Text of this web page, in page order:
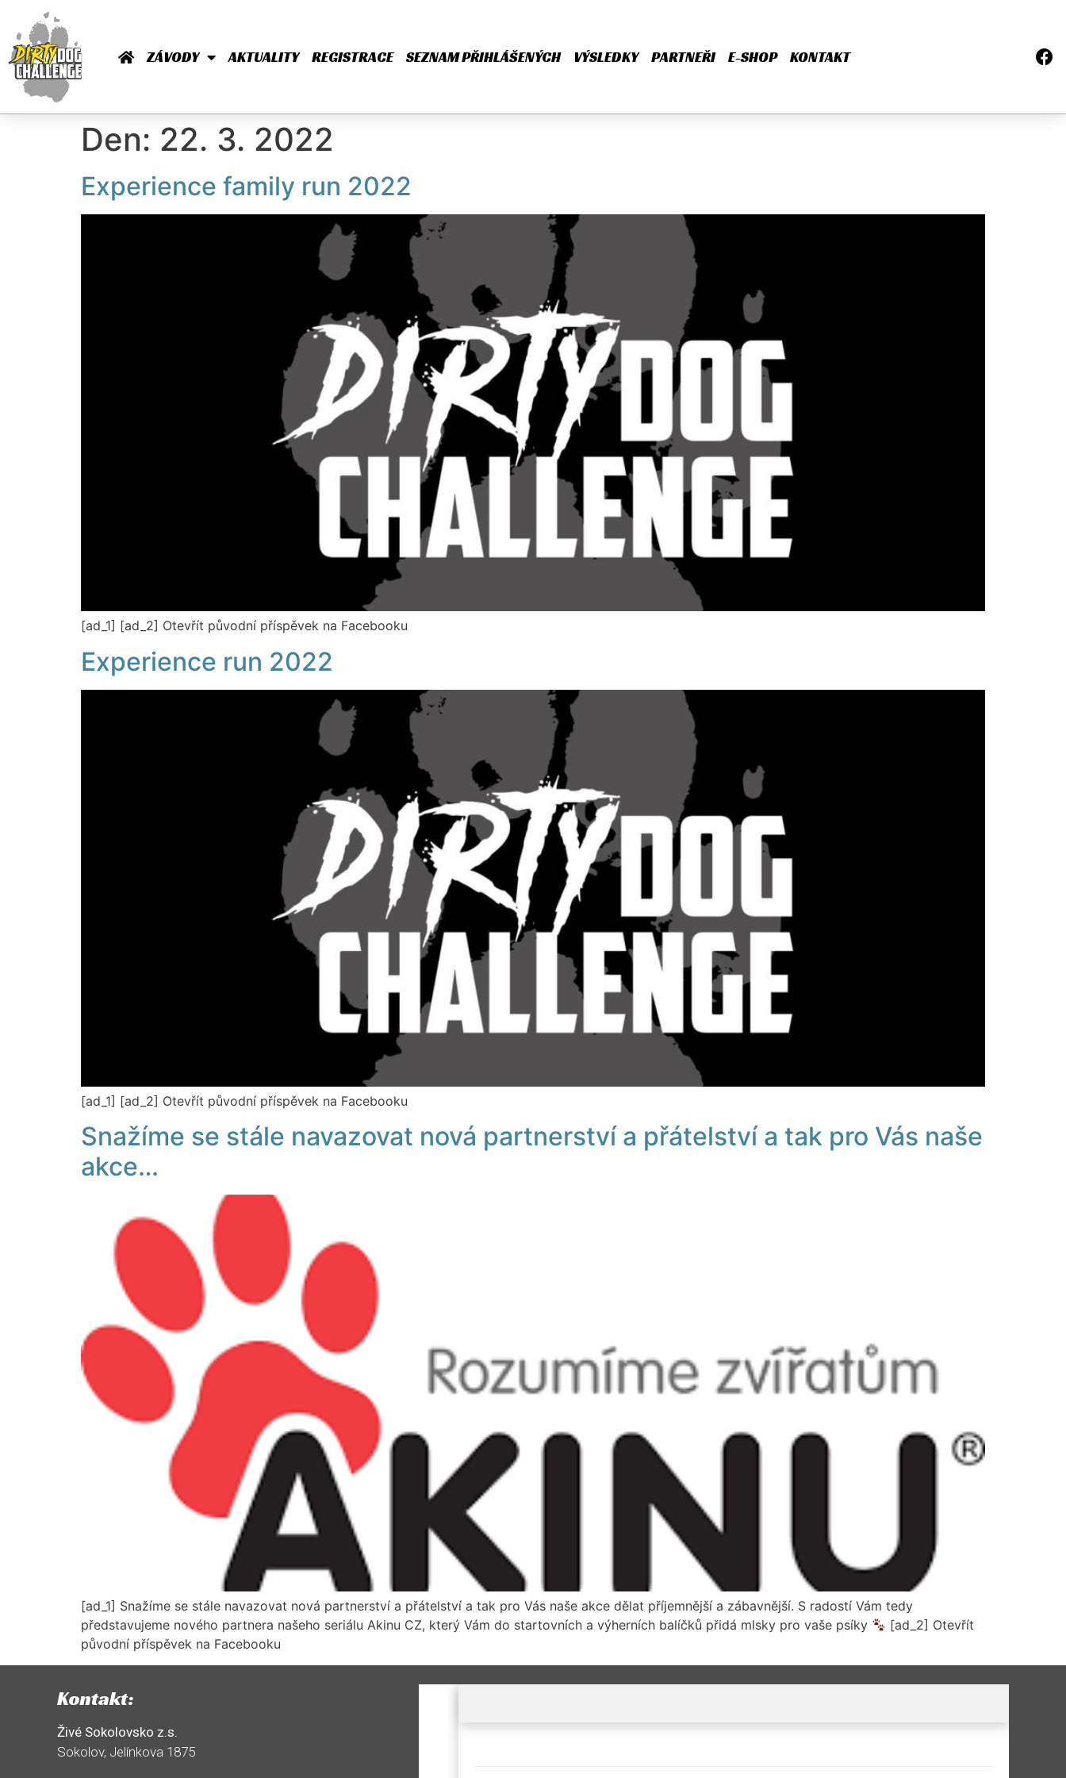
ZÁVODY AKTUALITY REGISTRACE SEZNAM PŘIHLÁŠENÝCH VÝSLEDKY PARTNEŘI E-SHOP KONTAKT
Den: 22. 3. 2022
Experience family run 2022
[ad_1] [ad_2] Otevřít původní příspěvek na Facebooku
Experience run 2022
[ad_1] [ad_2] Otevřít původní příspěvek na Facebooku
Snažíme se stále navazovat nová partnerství a přátelství a tak pro Vás naše
akce…
[ad_1] Snažíme se stále navazovat nová partnerství a přátelství a tak pro Vás naše akce dělat příjemnější a zábavnější. S radostí Vám tedy
představujeme nového partnera našeho seriálu Akinu CZ, který Vám do startovních a výherních balíčků přidá mlsky pro vaše psíky
[ad_2] Otevřít
původní příspěvek na Facebooku
Kontakt:
Živé Sokolovsko z.s.
Sokolov, Jelínkova 1875